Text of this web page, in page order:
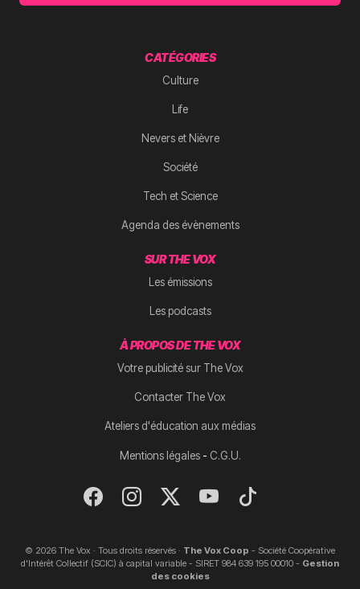
CATÉGORIES
Culture
Life
Nevers et Nièvre
Société
Tech et Science
Agenda des évènements
SUR THE VOX
Les émissions
Les podcasts
À PROPOS DE THE VOX
Votre publicité sur The Vox
Contacter The Vox
Ateliers d'éducation aux médias
Mentions légales- C.G.U.
© 2026 The Vox · Tous droits réservés · The Vox Coop - Société Coopérative
d'Intérêt Collectif (SCIC) à capital variable - SIRET 984 639 195 00010 - Gestion
des cookies